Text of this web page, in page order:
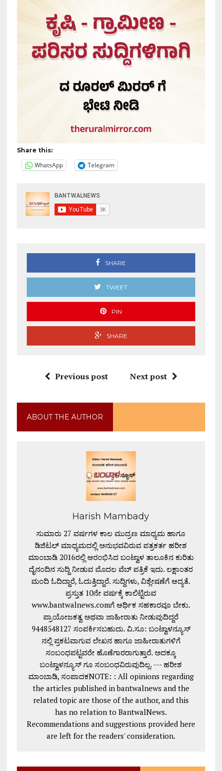
Share this:
WhatsApp Telegram
SHARE
TWEET
PIN
SHARE
Previous post Next post
ABOUT THE AUTHOR
Harish Mambady
ಸುಮಾರು 27 ವರ್ಷಗಳ ಕಾಲ ಮುದ್ರಣ ಮಾಧ್ಯಮ ಹಾಗೂ
ಡಿಜಿಟಲ್ ಮಾಧ್ಯಮದಲ್ಲಿ ಅನುಭವವಿರುವ ಪತ್ರಕರ್ತ ಹರೀಶ
ಮಾಂಬಾಡಿ 2016ರಲ್ಲಿ ಆರಂಭಿಸಿದ ಬಂಟ್ವಾಳ ತಾಲೂಕಿನ ಕುರಿತು
ದೈನಂದಿನ ಸುದ್ದಿ ನೀಡುವ ಮೊದಲ ವೆಬ್ ಪತ್ರಿಕೆ ಇದು. ಲಕ್ಷಾಂತರ
ಮಂದಿ ಓದಿದ್ದಾರೆ, ಓದುತ್ತಿದ್ದಾರೆ. ಸುದ್ದಿಗಳು, ವಿಶ್ಲೇಷಣೆಗೆ ಆದ್ಯತೆ.
ಪ್ರಸ್ತುತ 10ನೇ ವರ್ಷಕ್ಕೆ ಕಾಲಿಟ್ಟಿರುವ
www.bantwalnews.comಗೆ ಆರ್ಥಿಕ ಸಹಕಾರವೂ ಬೇಕು.
ಪ್ರಾಯೋಜಕತ್ವ ಅಥವಾ ಜಾಹೀರಾತು ನೀಡುವುದಿದ್ದರೆ
9448548127 ಸಂಪರ್ಕಿಸಬಹುದು. ವಿ.ಸೂ: ಬಂಟ್ವಾಳನ್ಯೂಸ್
ನಲ್ಲಿ ಪ್ರಕಟವಾಗುವ ಲೇಖನ ಹಾಗೂ ಜಾಹೀರಾತುಗಳಿಗೆ
ಸಂಬಂಧಪಟ್ಟವರೇ ಹೊಣೆಗಾರರಾಗುತ್ತಾರೆ. ಅದಕ್ಕೂ
ಬಂಟ್ವಾಳನ್ಯೂಸ್ ಗೂ ಸಂಬಂಧವಿರುವುದಿಲ್ಲ. --- ಹರೀಶ
ಮಾಂಬಾಡಿ, ಸಂಪಾದಕNOTE: : All opinions regarding
the articles published in bantwalnews and the
related topic are those of the author, and this
has no relation to BantwalNews.
Recommendations and suggestions provided here
are left for the readers' consideration.